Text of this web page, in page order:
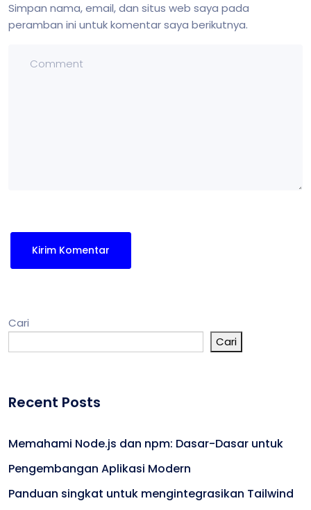
Simpan nama, email, dan situs web saya pada
peramban ini untuk komentar saya berikutnya.
Cari
Cari
Recent Posts
Memahami Node.js dan npm: Dasar-Dasar untuk
Pengembangan Aplikasi Modern
Panduan singkat untuk mengintegrasikan Tailwind